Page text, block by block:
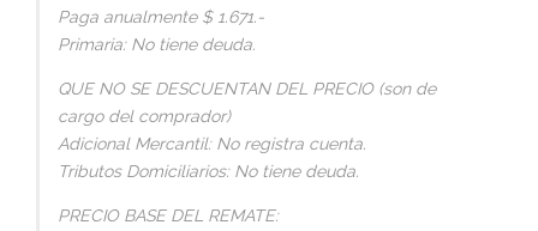
Paga anualmente $ 1.671.-
Primaria: No tiene deuda.
QUE NO SE DESCUENTAN DEL PRECIO (son de
cargo del comprador)
Adicional Mercantil: No registra cuenta.
Tributos Domiciliarios: No tiene deuda.
PRECIO BASE DEL REMATE: